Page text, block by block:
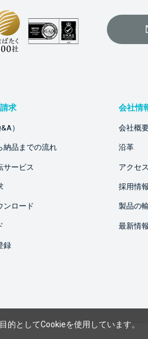
求
）
納品までの流れ
サービス
ンロード
録
会社情
会社概
沿革
アクセス
採用情報
製品の
最新情
としてCookieを使用しています。